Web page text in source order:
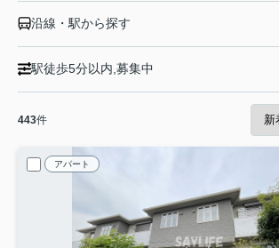
沿線・駅から探す
駅徒歩5分以内,募集中
443件
アパート